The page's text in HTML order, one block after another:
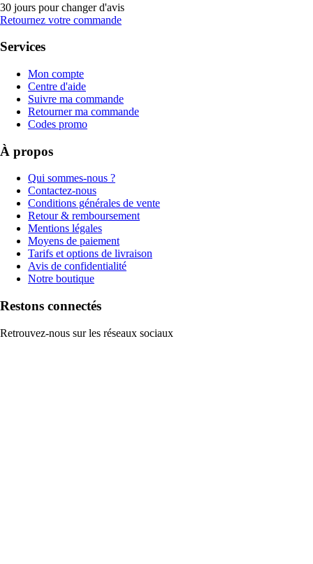
30 jours pour changer d'avis
Retournez votre commande
Services
Mon compte
Centre d'aide
Suivre ma commande
Retourner ma commande
Codes promo
À propos
Qui sommes-nous ?
Contactez-nous
Conditions générales de vente
Retour & remboursement
Mentions légales
Moyens de paiement
Tarifs et options de livraison
Avis de confidentialité
Notre boutique
Restons connectés
Retrouvez-nous sur les réseaux sociaux